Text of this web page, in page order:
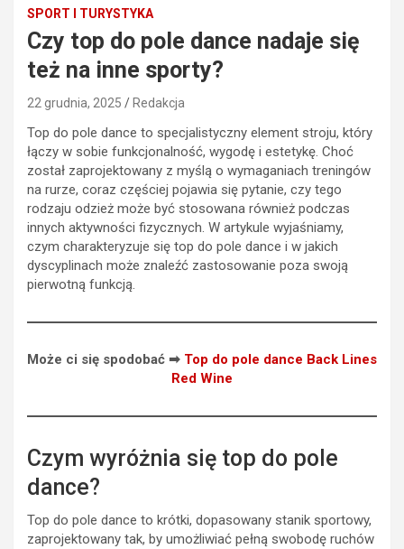
SPORT I TURYSTYKA
Czy top do pole dance nadaje się
też na inne sporty?
22 grudnia, 2025 Redakcja
Top do pole dance to specjalistyczny element stroju, który
łączy w sobie funkcjonalność, wygodę i estetykę. Choć
został zaprojektowany z myślą o wymaganiach treningów
na rurze, coraz częściej pojawia się pytanie, czy tego
rodzaju odzież może być stosowana również podczas
innych aktywności fizycznych. W artykule wyjaśniamy,
czym charakteryzuje się top do pole dance i w jakich
dyscyplinach może znaleźć zastosowanie poza swoją
pierwotną funkcją.
Może ci się spodobać ➡ Top do pole dance Back Lines
Red Wine
Czym wyróżnia się top do pole
dance?
Top do pole dance to krótki, dopasowany stanik sportowy,
zaprojektowany tak, by umożliwiać pełną swobodę ruchów